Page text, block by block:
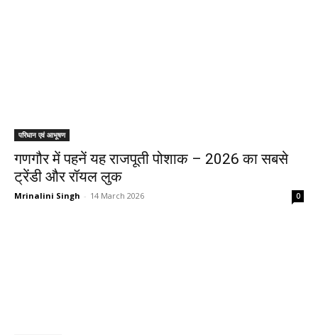
परिधान एवं आभूषण
गणगौर में पहनें यह राजपूती पोशाक – 2026 का सबसे
ट्रेंडी और रॉयल लुक
Mrinalini Singh - 14 March 2026 0